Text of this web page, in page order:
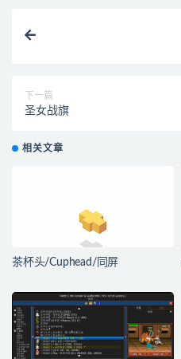
下一篇
圣女战旗
相关文章
茶杯头/Cuphead/同屏